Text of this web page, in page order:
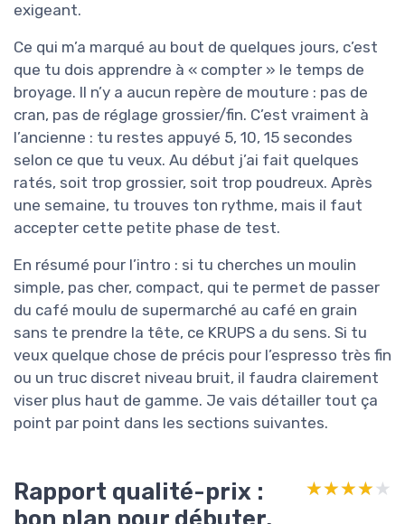
exigeant.
Ce qui m’a marqué au bout de quelques jours, c’est
que tu dois apprendre à « compter » le temps de
broyage. Il n’y a aucun repère de mouture : pas de
cran, pas de réglage grossier/fin. C’est vraiment à
l’ancienne : tu restes appuyé 5, 10, 15 secondes
selon ce que tu veux. Au début j’ai fait quelques
ratés, soit trop grossier, soit trop poudreux. Après
une semaine, tu trouves ton rythme, mais il faut
accepter cette petite phase de test.
En résumé pour l’intro : si tu cherches un moulin
simple, pas cher, compact, qui te permet de passer
du café moulu de supermarché au café en grain
sans te prendre la tête, ce KRUPS a du sens. Si tu
veux quelque chose de précis pour l’espresso très fin
ou un truc discret niveau bruit, il faudra clairement
viser plus haut de gamme. Je vais détailler tout ça
point par point dans les sections suivantes.
Rapport qualité-prix :
★★★★★
★★★★★